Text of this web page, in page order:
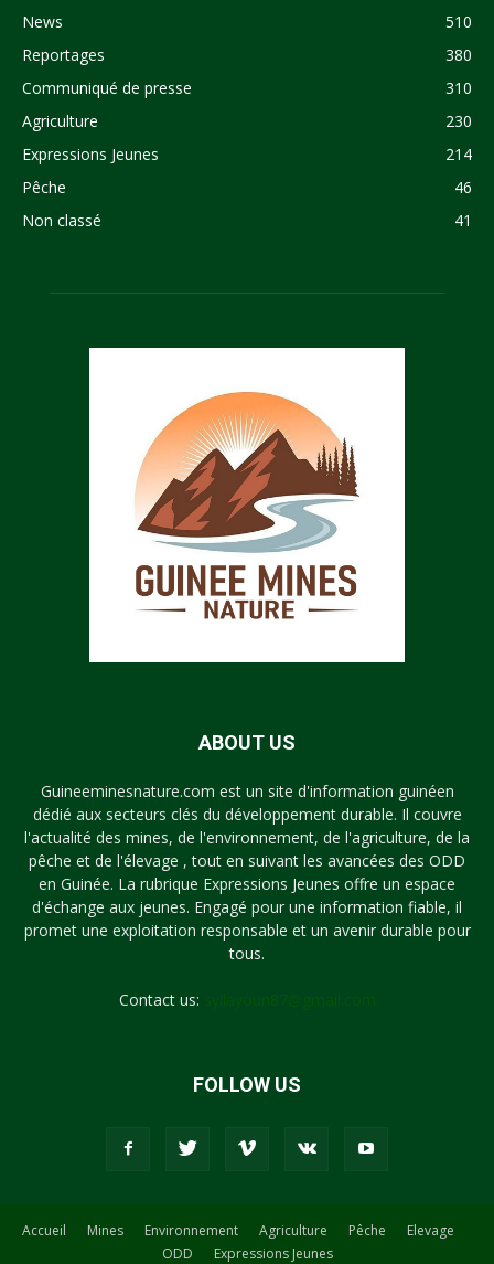
News
510
Reportages
380
Communiqué de presse
310
Agriculture
230
Expressions Jeunes
214
Pêche
46
Non classé
41
ABOUT US
Guineeminesnature.com est un site d'information guinéen
dédié aux secteurs clés du développement durable. Il couvre
l'actualité des mines, de l'environnement, de l'agriculture, de la
pêche et de l'élevage , tout en suivant les avancées des ODD
en Guinée. La rubrique Expressions Jeunes offre un espace
d'échange aux jeunes. Engagé pour une information fiable, il
promet une exploitation responsable et un avenir durable pour
tous.
Contact us:
FOLLOW US
Accueil Mines Environnement Agriculture Pêche
Elevage
ODD
Expressions Jeunes